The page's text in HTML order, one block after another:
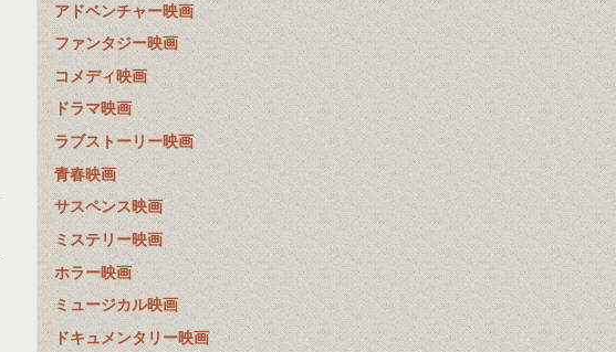
アドベンチャー映画
ファンタジー映画
コメディ映画
ドラマ映画
ラブストーリー映画
青春映画
サスペンス映画
ミステリー映画
ホラー映画
ミュージカル映画
ドキュメンタリー映画